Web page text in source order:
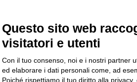
di questo sito è © copyright
Commercio Torino - Via
011.6700111- Fax 011.6700100 | E-
| Codice destinatario: M5UXCR1
Questo sito web
visitatori e utenti
Con il tuo consenso, noi e i nostri partner
ed elaborare i dati personali come, ad
Poiché rispettiamo il tuo diritto alla